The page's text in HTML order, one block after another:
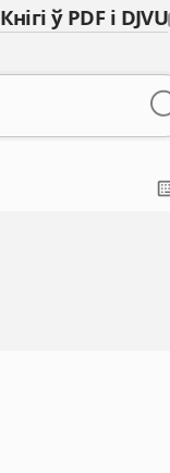
Кнігі ў PDF і DJVU